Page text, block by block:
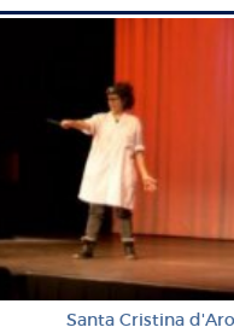
Santa Cristina d'Aro